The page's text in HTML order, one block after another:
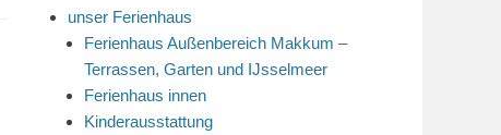
unser Ferienhaus
Ferienhaus Außenbereich Makkum –
Terrassen, Garten und IJsselmeer
Ferienhaus innen
Kinderausstattung